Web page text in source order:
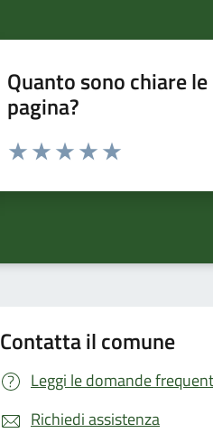
Quanto sono chiare
pagina?
Valuta da 1 a 5 stelle la pagina
Contatta il comune
Leggi le domande
Richiedi assistenza